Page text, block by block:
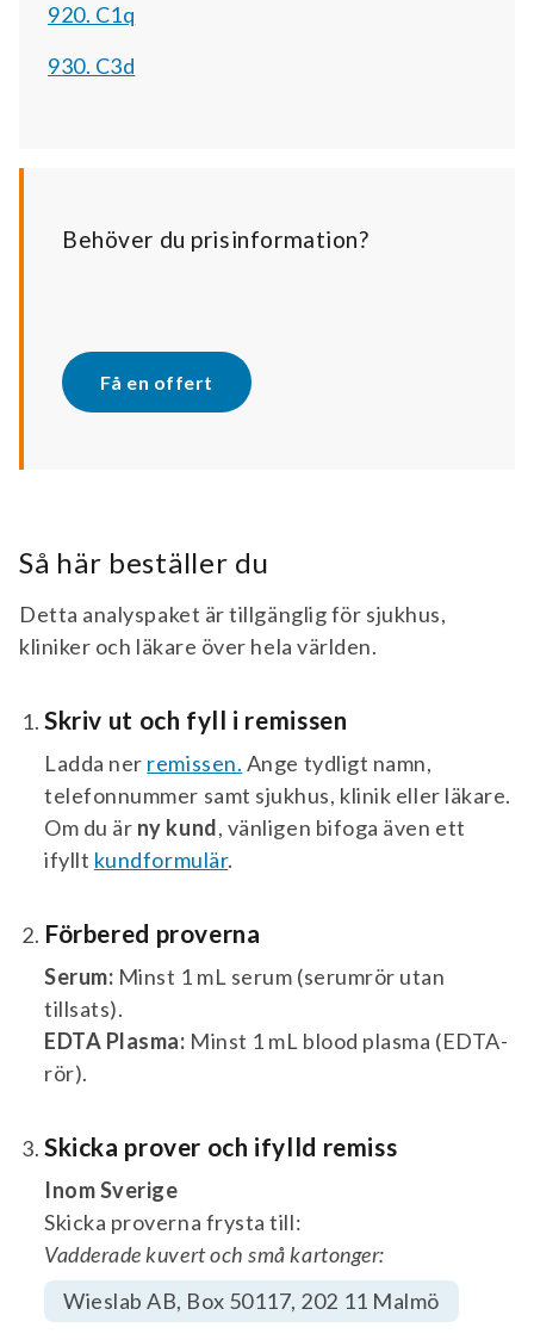
920. C1q
930. C3d
Behöver du prisinformation?
Få en offert
Så här beställer du
Detta analyspaket är tillgänglig för sjukhus,
kliniker och läkare över hela världen.
Skriv ut och fyll i remissen
Ladda ner remissen. Ange tydligt namn,
telefonnummer samt sjukhus, klinik eller läkare.
Om du är ny kund, vänligen bifoga även ett
ifyllt kundformulär.
Förbered proverna
Serum: Minst 1 mL serum (serumrör utan
tillsats).
EDTA Plasma: Minst 1 mL blood plasma (EDTA-
rör).
Skicka prover och ifylld remiss
Inom Sverige
Skicka proverna frysta till:
Vadderade kuvert och små kartonger:
Wieslab AB, Box 50117, 202 11 Malmö